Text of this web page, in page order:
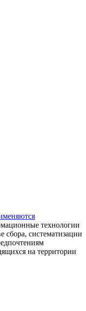
технологии
сбора, систематизации
на территории